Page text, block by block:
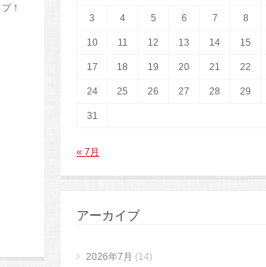
！
3 4 5 6 7 8
10 11 12 13 14 15
17 18 19 20 21 22
24 25 26 27 28 29
31
« 7月
アーカイブ
2026年7月 (14)